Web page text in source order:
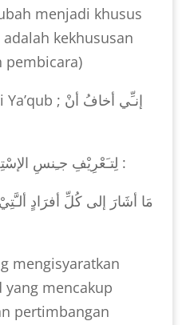
menjadi khusus
kekhususan
pembicara)
; إنـِّي أخافُ أنْ
لِتـَعْرِيْفِ جـِنسِ :
مَا أشَارَ إلى كُلِّ أفرَادٍ
mengisyaratkan
yang mencakup
pertimbangan